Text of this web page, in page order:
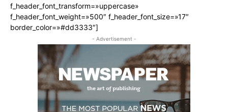
f_header_font_transform=»uppercase»
f_header_font_weight=»500″ f_header_font_size=»17″
border_color=»#dd3333″]
- Advertisement -